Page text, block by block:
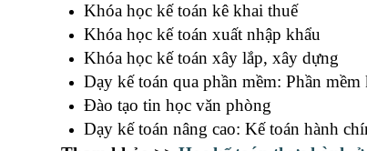
Khóa học kế toán kê khai thuế
Khóa học kế toán xuất nhập khẩu
Khóa học kế toán xây lắp, xây dựng
Dạy kế toán qua phần mềm: Phần
Đào tạo tin học văn phòng
Dạy kế toán nâng cao: Kế toán hành